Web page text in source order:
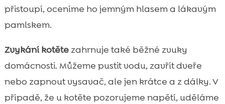
přistoupí, oceníme ho jemným hlasem a lákavým
pamlskem.
Zvykání kotětezahrnuje také běžné zvuky
domácnosti. Můžeme pustit vodu, zavřít dveře
nebo zapnout vysavač, ale jen krátce a z dálky. V
případě, že u kotěte pozorujeme napětí, uděláme